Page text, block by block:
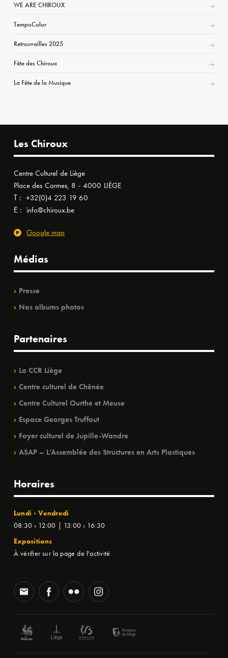
WE ARE CHIROUX
TempoColor
Retrouvailles 2025
Fête des Chiroux
La Fête de la Musique
Les Chiroux
Centre Culturel de Liège
Place des Carmes, 8 - 4000 LIÈGE
T : +32(0)4 223 19 60
E : info@chiroux.be
Google map
Médias
Presse
Nos albums photos
Partenaires
La CCR Liège
Centre culturel de Chênée
Centre Culturel Ourthe et Meuse
Espace Georges Truffaut
Foyer culturel de Jupille-Wandre
ASAP – L’Assemblée des Structures en Arts Plastiques
Horaires
Lundi › Vendredi
08:30 › 12:00 | 13:00 › 16:30
Expositions
À vérifier sur la page de l'activité